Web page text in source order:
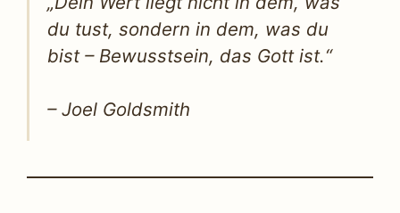
du tust, sondern in dem, was du
bist – Bewusstsein, das Gott ist.“
– Joel Goldsmith